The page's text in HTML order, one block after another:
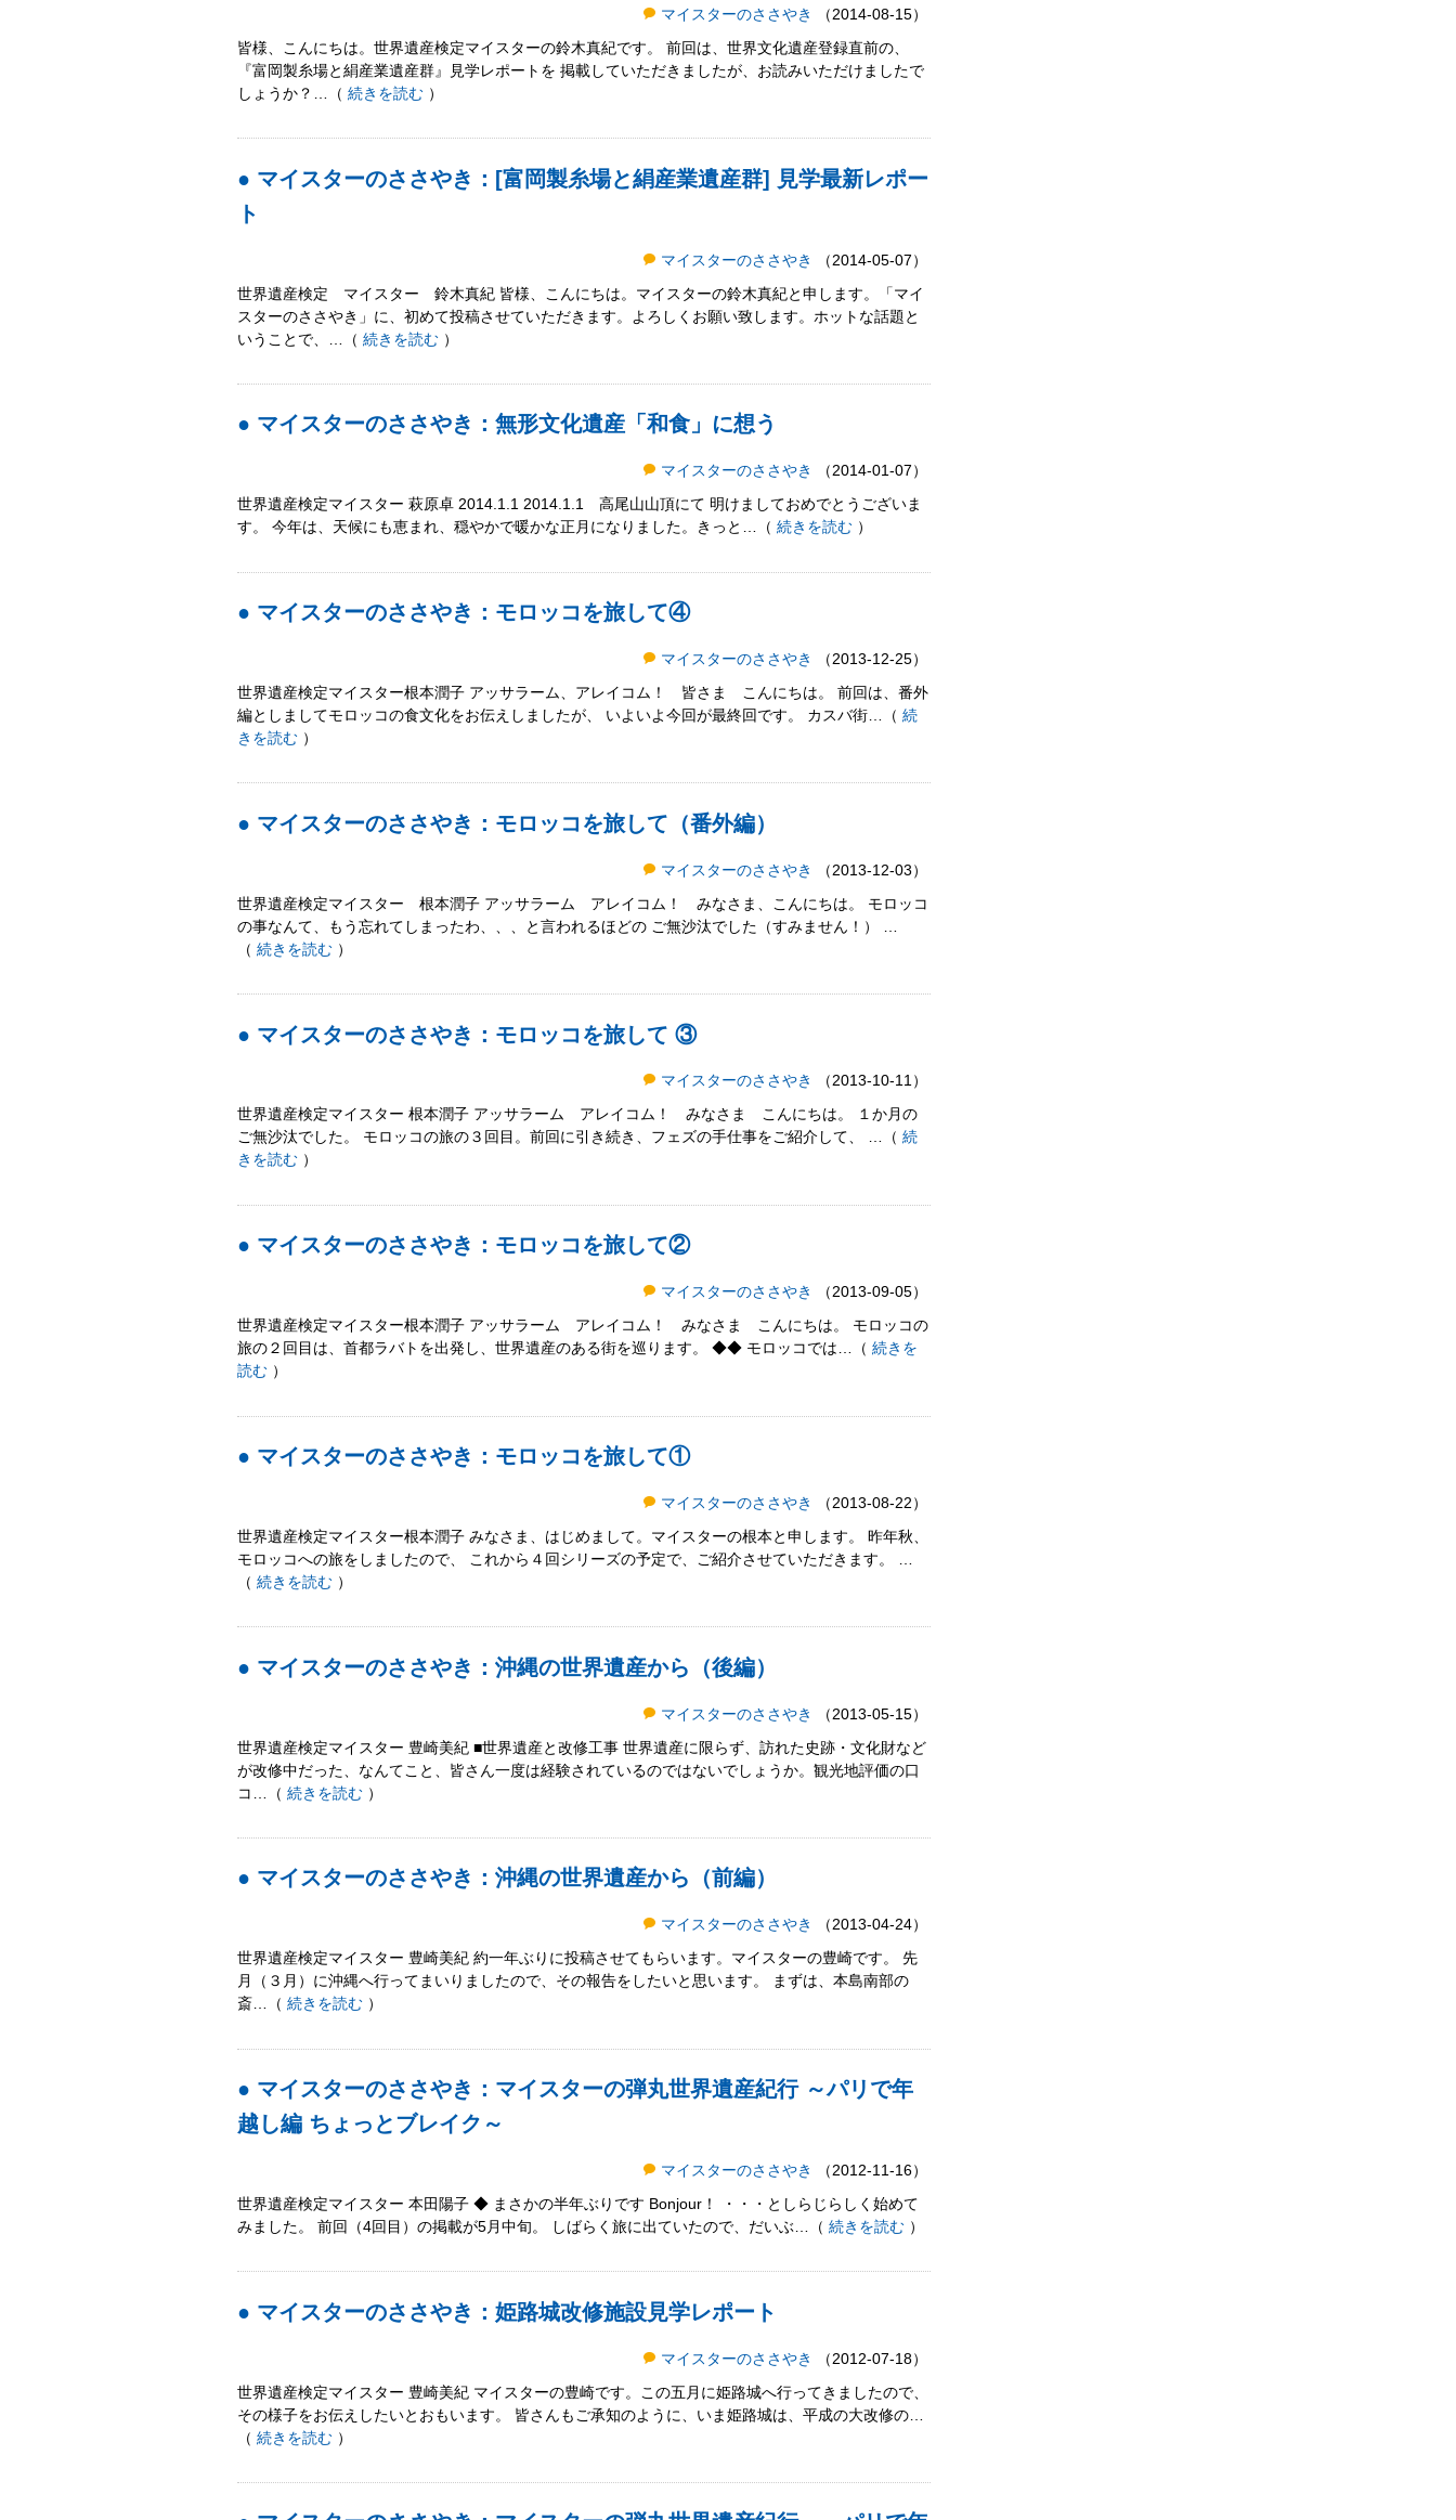
マイスターのささやき （2014-08-15）
皆様、こんにちは。世界遺産検定マイスターの鈴木真紀です。 前回は、世界文化遺産登録直前の、
『富岡製糸場と絹産業遺産群』見学レポートを 掲載していただきましたが、お読みいただけましたで
しょうか？…（ 続きを読む）
● マイスターのささやき：[富岡製糸場と絹産業遺産群] 見学最新レポー
ト
マイスターのささやき （2014-05-07）
世界遺産検定 マイスター 鈴木真紀 皆様、こんにちは。マイスターの鈴木真紀と申します。「マイ
スターのささやき」に、初めて投稿させていただきます。よろしくお願い致します。ホットな話題と
いうことで、…（ 続きを読む）
● マイスターのささやき：無形文化遺産「和食」に想う
マイスターのささやき （2014-01-07）
世界遺産検定マイスター 萩原卓 2014.1.1 2014.1.1 高尾山山頂にて 明けましておめでとうございま
す。 今年は、天候にも恵まれ、穏やかで暖かな正月になりました。きっと…（ 続きを読む）
● マイスターのささやき：モロッコを旅して④
マイスターのささやき （2013-12-25）
世界遺産検定マイスター根本潤子 アッサラーム、アレイコム！ 皆さま こんにちは。 前回は、番外
編としましてモロッコの食文化をお伝えしましたが、 いよいよ今回が最終回です。 カスバ街…（ 続
きを読む）
● マイスターのささやき：モロッコを旅して（番外編）
マイスターのささやき （2013-12-03）
世界遺産検定マイスター 根本潤子 アッサラーム アレイコム！ みなさま、こんにちは。 モロッコ
の事なんて、もう忘れてしまったわ、、、と言われるほどの ご無沙汰でした（すみません！） …
（ 続きを読む）
● マイスターのささやき：モロッコを旅して ③
マイスターのささやき （2013-10-11）
世界遺産検定マイスター 根本潤子 アッサラーム アレイコム！ みなさま こんにちは。 １か月の
ご無沙汰でした。 モロッコの旅の３回目。前回に引き続き、フェズの手仕事をご紹介して、 …（ 続
きを読む）
● マイスターのささやき：モロッコを旅して②
マイスターのささやき （2013-09-05）
世界遺産検定マイスター根本潤子 アッサラーム アレイコム！ みなさま こんにちは。 モロッコの
旅の２回目は、首都ラバトを出発し、世界遺産のある街を巡ります。 ◆◆ モロッコでは…（ 続きを
読む）
● マイスターのささやき：モロッコを旅して①
マイスターのささやき （2013-08-22）
世界遺産検定マイスター根本潤子 みなさま、はじめまして。マイスターの根本と申します。 昨年秋、
モロッコへの旅をしましたので、 これから４回シリーズの予定で、ご紹介させていただきます。 …
（ 続きを読む）
● マイスターのささやき：沖縄の世界遺産から（後編）
マイスターのささやき （2013-05-15）
世界遺産検定マイスター 豊崎美紀 ■世界遺産と改修工事 世界遺産に限らず、訪れた史跡・文化財など
が改修中だった、なんてこと、皆さん一度は経験されているのではないでしょうか。観光地評価の口
コ…（ 続きを読む）
● マイスターのささやき：沖縄の世界遺産から（前編）
マイスターのささやき （2013-04-24）
世界遺産検定マイスター 豊崎美紀 約一年ぶりに投稿させてもらいます。マイスターの豊崎です。 先
月（３月）に沖縄へ行ってまいりましたので、その報告をしたいと思います。 まずは、本島南部の
斎…（ 続きを読む）
● マイスターのささやき：マイスターの弾丸世界遺産紀行 ～パリで年
越し編 ちょっとブレイク～
マイスターのささやき （2012-11-16）
世界遺産検定マイスター 本田陽子 ◆ まさかの半年ぶりです Bonjour！ ・・・としらじらしく始めて
みました。 前回（4回目）の掲載が5月中旬。 しばらく旅に出ていたので、だいぶ…（ 続きを読む）
● マイスターのささやき：姫路城改修施設見学レポート
マイスターのささやき （2012-07-18）
世界遺産検定マイスター 豊崎美紀 マイスターの豊崎です。この五月に姫路城へ行ってきましたので、
その様子をお伝えしたいとおもいます。 皆さんもご承知のように、いま姫路城は、平成の大改修の…
（ 続きを読む）